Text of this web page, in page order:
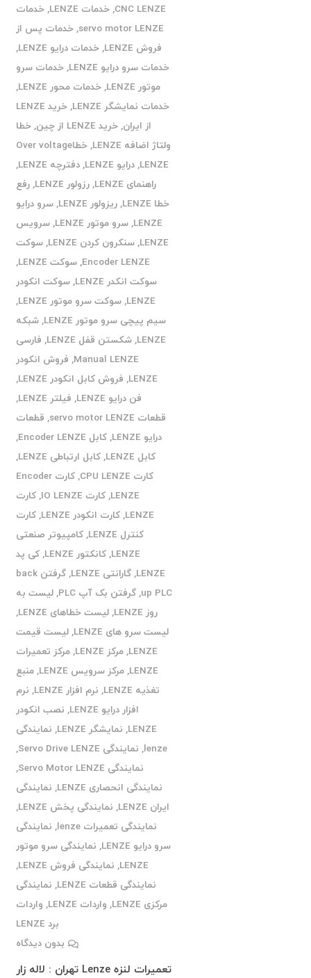
CNC LENZE
,خدمات LENZE ,خدمات
servo motor LENZE
,خدمات پس از
فروش LENZE
,خدمات درایو LENZE
,
خدمات سرو درایو LENZE
,خدمات سرو
موتور LENZE
,خدمات محور LENZE
,
خدمات نمایشگر LENZE
,
خرید LENZE
از ایران,خرید LENZE از چین ,خطا
ولتاژ اضافه LENZE
,
خطاOver voltage
LENZE
,درایو LENZE ,دفترچه LENZE
,
راهنمای LENZE
,رزولور LENZE ,رفع
خطا LENZE
,ریزولور LENZE ,سرو درایو
LENZE
,سرو موتور LENZE ,سرویس
LENZE
,سنکرون کردن LENZE ,سوکت
Encoder LENZE
,سوکت LENZE
,
سوکت انکدر LENZE
,سوکت انکودر
LENZE
,سوکت سرو موتور LENZE
,
سیم پیچی سرو موتور LENZE
,شبکه
LENZE
,شکستن قفل LENZE , فارسی
Manual LENZE
, فروش انکودر
LENZE
, فروش کابل انکودر LENZE
,
فن درایو LENZE
, فیلتر LENZE
,
قطعات servo motor LENZE
, قطعات
درایو LENZE
,کابل Encoder LENZE
,
کابل LENZE
,کابل ارتباطی LENZE
,
کارت CPU LENZE
,
کارت Encoder
LENZE
,کارت IO LENZE ,کارت
LENZE
,کارت انکودر LENZE ,کارت
کنترل LENZE
,کامپیوتر صنعتی
LENZE
,کانکتور LENZE ,کی پد
LENZE
,گارانتی LENZE ,
گرفتن back
up PLC
,گرفتن بک آپ PLC ,لیست به
روز LENZE
,لیست خطاهای LENZE
,
لیست سرو های LENZE
,لیست قیمت
LENZE
,مرکز LENZE ,مرکز تعمیرات
LENZE
,مرکز سرویس LENZE ,منبع
تغذیه LENZE
, نرم افزار LENZE , نرم
افزار درایو LENZE
, نصب انکودر
LENZE
, نمایشگر LENZE , نمایندگی
lenze
, نمایندگی Servo Drive LENZE
,
نمایندگی Servo Motor LENZE
,
نمایندگی انحصاری LENZE
, نمایندگی
ایران LENZE
, نمایندگی پخش LENZE
,
نمایندگی تعمیرات lenze
, نمایندگی
سرو درایو LENZE
, نمایندگی سرو موتور
LENZE
, نمایندگی فروش LENZE
,
نمایندگی قطعات LENZE
, نمایندگی
مرکزی LENZE
, واردات LENZE , واردات
برد LENZE
بدون دیدگاه
تعمیرات لنزه Lenze تهران : لاله زار